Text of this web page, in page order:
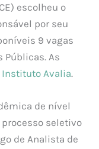
escolheu o
por seu
9 vagas
Públicas. As
Instituto Avalia.
de nível
seletivo
de Analista de